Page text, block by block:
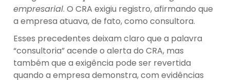
empresarial. O CRA exigiu registro, afirmando que
a empresa atuava, de fato, como consultora.
Esses precedentes deixam claro que a palavra
“consultoria” acende o alerta do CRA, mas
também que a exigência pode ser revertida
quando a empresa demonstra, com evidências